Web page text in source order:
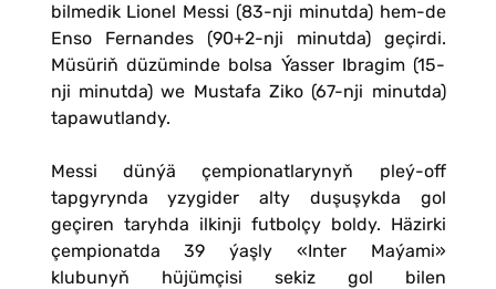
bilmedik Lionel Messi (83-nji minutda) hem-de
Enso Fernandes (90+2-nji minutda) geçirdi.
Müsüriň düzüminde bolsa Ýasser Ibragim (15-
nji minutda) we Mustafa Ziko (67-nji minutda)
tapawutlandy.
Messi dünýä çempionatlarynyň pleý-off
tapgyrynda yzygider alty duşuşykda gol
geçiren taryhda ilkinji futbolçy boldy. Häzirki
çempionatda 39 ýaşly «Inter Maýami»
klubunyň hüjümçisi sekiz gol bilen